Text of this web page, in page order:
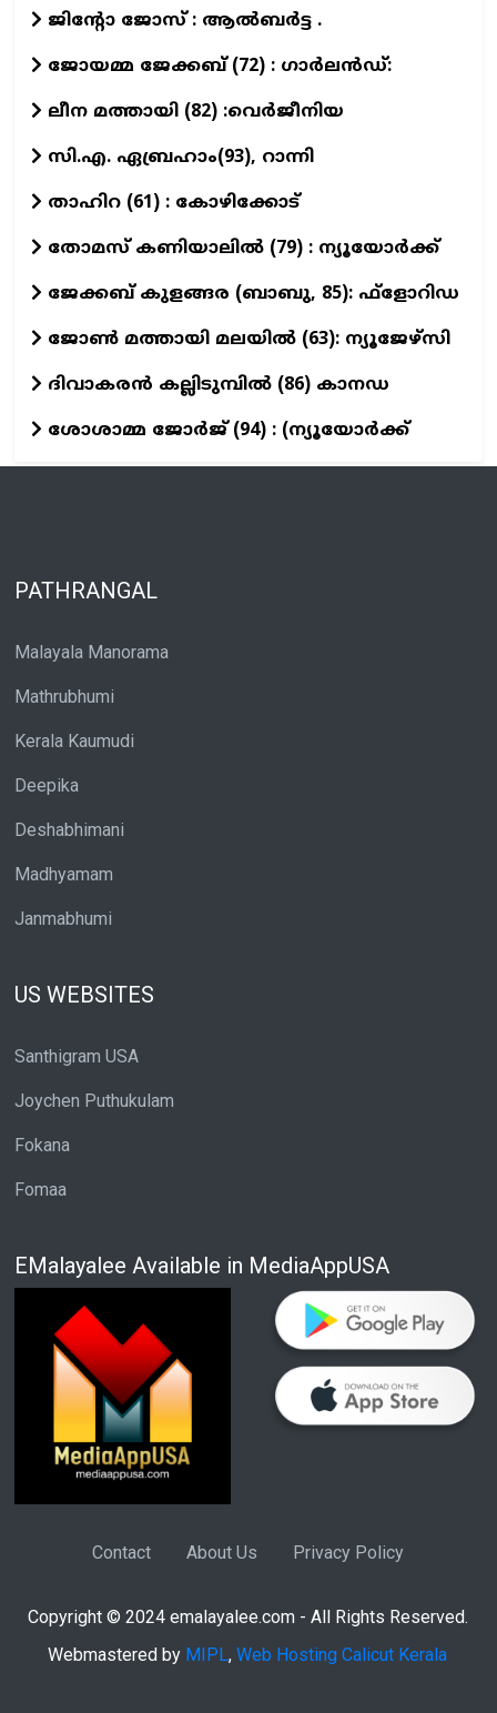
ജിന്റോ ജോസ് : ആല്‍ബര്‍ട്ട .
ജോയമ്മ ജേക്കബ് (72) : ഗാര്‍ലന്‍ഡ്:
ലീന മത്തായി (82) :വെർജീനിയ
സി.എ. ഏബ്രഹാം(93), റാന്നി
താഹിറ (61) : കോഴിക്കോട്
തോമസ് കണിയാലില്‍ (79) : ന്യൂയോര്‍ക്ക്
ജേക്കബ് കുളങ്ങര (ബാബു, 85): ഫ്‌ളോറിഡ
ജോണ്‍ മത്തായി മലയില്‍ (63): ന്യൂജേഴ്‌സി
ദിവാകരൻ കല്ലിടുമ്പിൽ (86) കാനഡ
ശോശാമ്മ ജോർജ് (94) : (ന്യൂയോർക്ക്
PATHRANGAL
Malayala Manorama
Mathrubhumi
Kerala Kaumudi
Deepika
Deshabhimani
Madhyamam
Janmabhumi
US WEBSITES
Santhigram USA
Joychen Puthukulam
Fokana
Fomaa
EMalayalee Available in MediaAppUSA
Contact About Us Privacy Policy
Copyright © 2024 emalayalee.com - All Rights Reserved.
Webmastered by MIPL, Web Hosting Calicut Kerala